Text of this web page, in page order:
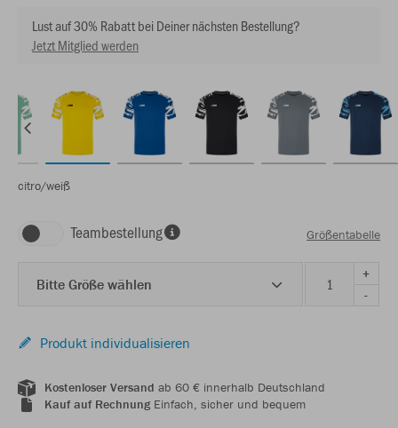
Lust auf 30% Rabatt bei Deiner nächsten Bestellung?
Jetzt Mitglied werden
citro/weiß
Teambestellung Größentabelle
Bitte Größe wählen
+
-
Produkt individualisieren
Kostenloser Versand ab 60 € innerhalb Deutschland
Kauf auf RechnungEinfach, sicher und bequem